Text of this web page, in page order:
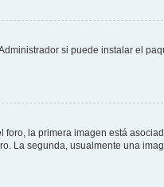
si puede instalar el
la primera imagen está
La segunda, usualmente una